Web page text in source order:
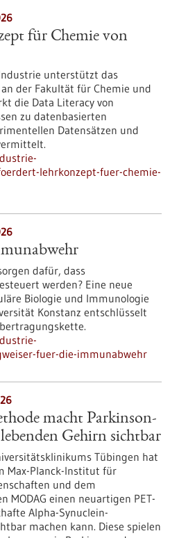
für Chemie von
unterstützt das
der Fakultät für Chemie und
die Data Literacy von
zu datenbasierten
Datensätzen und
lehrkonzept-fuer-chemie-
dafür, dass
werden? Eine neue
Biologie und Immunologie
Konstanz entschlüsselt
fuer-die-immunabwehr
macht Parkinson-
Gehirn sichtbar
Tübingen hat
Max-Planck-Institut für
und dem
MODAG einen neuartigen PET-
Alpha-Synuclein-
machen kann. Diese spielen